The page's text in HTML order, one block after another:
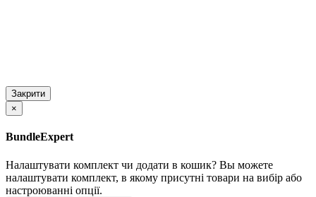
Закрити
×
BundleExpert
Налаштувати комплект чи додати в кошик? Вы можете
налаштувати комплект, в якому присутні товари на вибір або
настроюванні опції.